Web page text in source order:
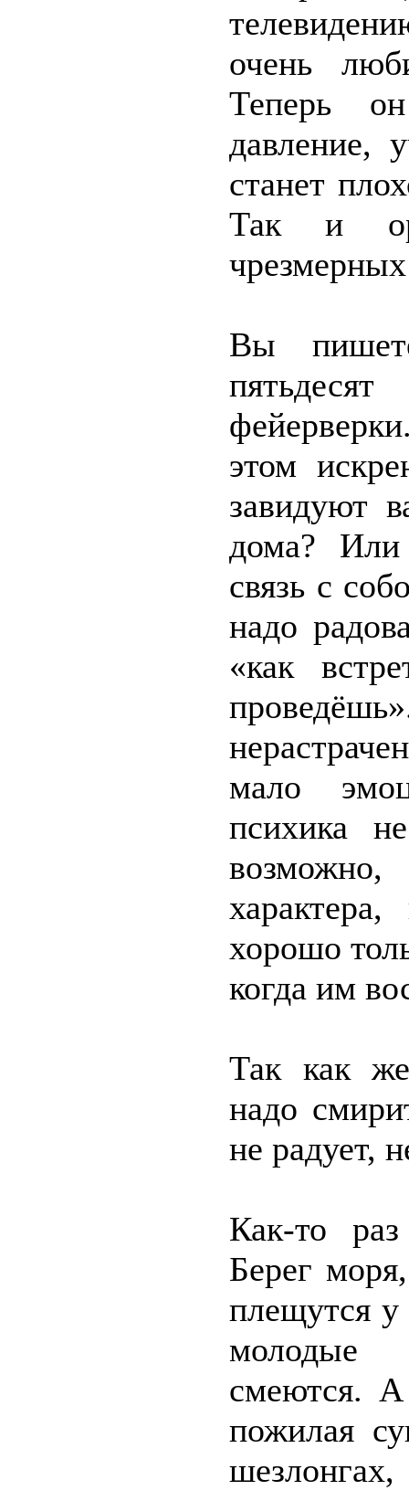
очень
Теперь
давление,
станет
Так и
Вы
этом
завидуют
дома? Или
связь с
надо
«как
мало
психика
хорошо
когда им
Так как
надо
не радует,
Как-то
Берег
плещутся у
молодые
смеются.
пожилая